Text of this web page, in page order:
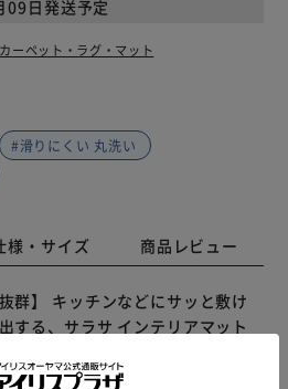
09日発送予定
カーペット・ラグ・マット
#滑りにくい 丸洗い
様・サイズ 商品レビュー
群】 キッチンなどにサッと敷け
する、サラサ インテリアマット
デザインで、空間を素敵に彩るア